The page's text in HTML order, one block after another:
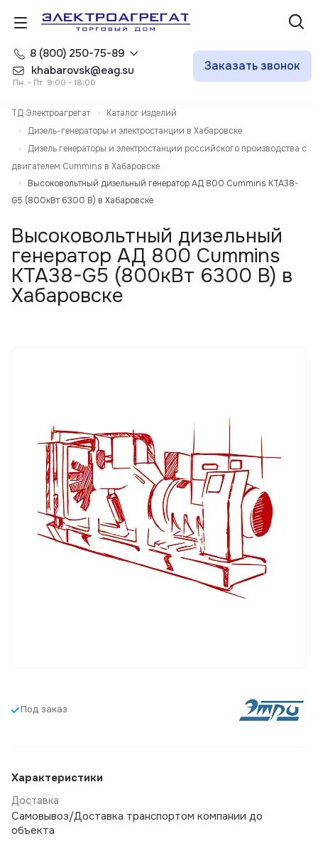
8 (800) 250-75-89
khabarovsk@eag.su
Пн. - Пт. 9:00 - 18:00
Заказать звонок
ТД Электроагрегат
Каталог изделий
Дизель-генераторы и электростанции в Хабаровске
Дизель генераторы и электростанции российского производства с
двигателем Cummins в Хабаровске
Высоковольтный дизельный генератор АД 800 Cummins KTA38-
G5 (800кВт 6300 В) в Хабаровске
Высоковольтный дизельный
генератор АД 800 Cummins
KTA38-G5 (800кВт 6300 В) в
Хабаровске
Под заказ
Характеристики
Доставка
Самовывоз/Доставка транспортом компании до
объекта